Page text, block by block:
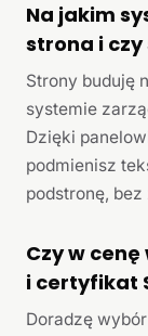
Na jakim
strona i
Strony buduję
systemie
Dzięki
podmienisz
podstronę,
Czy w
i certyfikat
Doradzę